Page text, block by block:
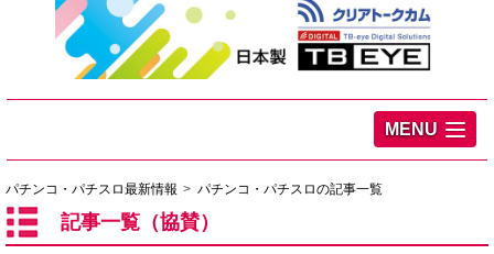
MENU
パチンコ・パチスロ最新情報 パチンコ・パチスロの記事一覧
記事一覧（協賛）